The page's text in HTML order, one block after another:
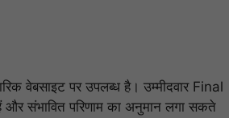
पर उपलब्ध है। उम्मीदवार Final
संभावित परिणाम का अनुमान लगा सकते